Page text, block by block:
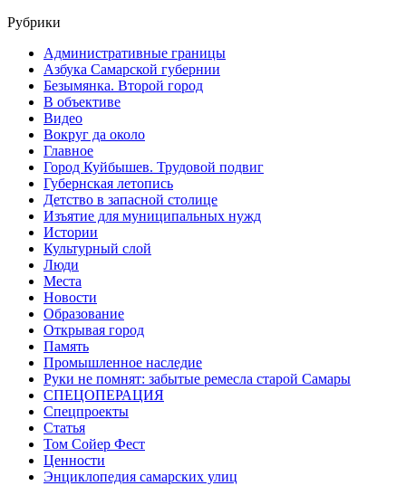
Рубрики
Административные границы
Азбука Самарской губернии
Безымянка. Второй город
В объективе
Видео
Вокруг да около
Главное
Город Куйбышев. Трудовой подвиг
Губернская летопись
Детство в запасной столице
Изъятие для муниципальных нужд
Истории
Культурный слой
Люди
Места
Новости
Образование
Открывая город
Память
Промышленное наследие
Руки не помнят: забытые ремесла старой Самары
СПЕЦОПЕРАЦИЯ
Спецпроекты
Статья
Том Сойер Фест
Ценности
Энциклопедия самарских улиц